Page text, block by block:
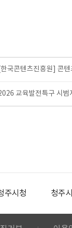
[한국콘텐츠진흥원] 콘
교육발전특구 시범
주시청 청주